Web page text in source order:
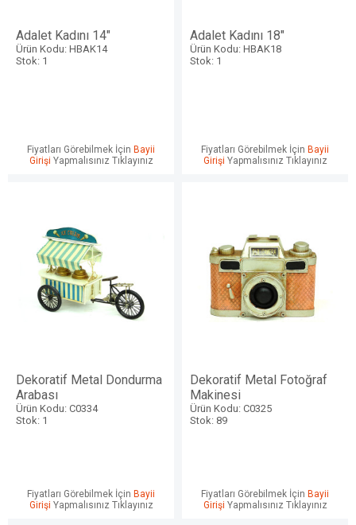
Adalet Kadını 14"
Ürün Kodu: HBAK14
Stok: 1
Fiyatları Görebilmek İçin Bayii
Girişi Yapmalısınız Tıklayınız
Adalet Kadını 18"
Ürün Kodu: HBAK18
Stok: 1
Fiyatları Görebilmek İçin Bayii
Girişi Yapmalısınız Tıklayınız
Dekoratif Metal Dondurma
Arabası
Ürün Kodu: C0334
Stok: 1
Fiyatları Görebilmek İçin Bayii
Girişi Yapmalısınız Tıklayınız
Dekoratif Metal Fotoğraf
Makinesi
Ürün Kodu: C0325
Stok: 89
Fiyatları Görebilmek İçin Bayii
Girişi Yapmalısınız Tıklayınız